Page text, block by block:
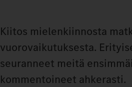
Kiitos mielenkiinnosta
vuorovaikutuksesta.
seuranneet meitä
kommentoineet ahkerasti.